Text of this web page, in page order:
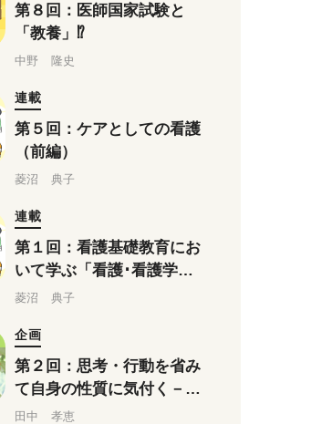
第８回：医師国家試験と
「教養」⁉
中野 隆史
連載
第５回：ケアとしての看護
（前編）
菱沼 典子
連載
第１回：看護基礎教育にお
いて学ぶ「看護･看護学」
とは（前編）
菱沼 典子
企画
第２回：思考・行動を省み
て自身の性質に気付く－中
村女子高等学校の事例
田中 孝恵